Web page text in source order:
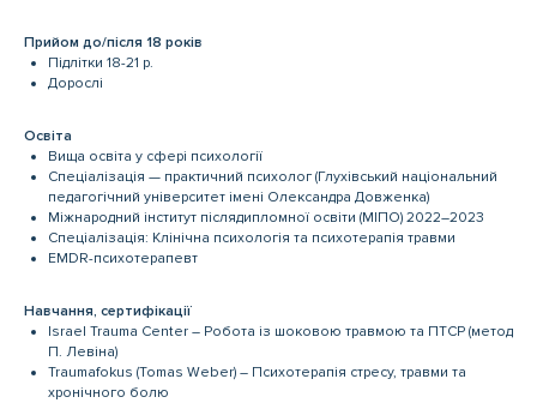
Прийом до/після 18 років
Підлітки 18-21 р.
Дорослі
Освіта
Вища освіта у сфері психології
Спеціалізація — практичний психолог (Глухівський національний
педагогічний університет імені Олександра Довженка)
Міжнародний інститут післядипломної освіти (МІПО) 2022–2023
Спеціалізація: Клінічна психологія та психотерапія травми
EMDR-психотерапевт
Навчання, сертифікації
Israel Trauma Center – Робота із шоковою травмою та ПТСР (метод
П. Левіна)
Traumafokus (Tomas Weber) – Психотерапія стресу, травми та
хронічного болю